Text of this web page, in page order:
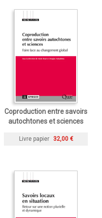
Coproduction entre savoirs
autochtones et sciences
Livre papier 32,00 €